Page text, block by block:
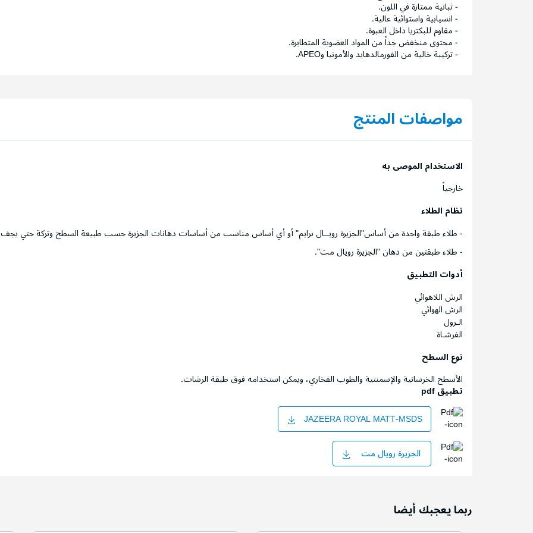
- ثباتية ممتازة في اللون.
- انسيابية واستوائية عالية.
- مقاوم للبكتريا داخل العبوة.
- محتوى منخفض جداً من المواد العضوية المتطايرة.
- تركيبة خالية من الفورمالدهايد والأمونيا وAPEO.
مواصفات المنتج
الاستخدام الموصى به
خارجياً
نظام الطلاء
- طلاء طبقة واحدة من أساس"الجزيرة رويــال برايم" أو أي أساس مناسب من أساسات دهانات الجزيرة حسب طبيعة السطح وتركة حتي يجف
- طلاء طبقتين من دهان "الجزيرة رويال مت".
أدوات التطبيق
الرش اللاهوائي
الرش الهوائي
الـرول
الفرشـاة
نوع السطح
الأسطح الخرسانية والإسمنتية والطوب الفخاري، ويمكن استخدامه فوق طبقة الرشات.
تطبيق pdf
JAZEERA ROYAL MATT-MSDS
الجزيرة رويال مت
ربما يعجبك أيضا